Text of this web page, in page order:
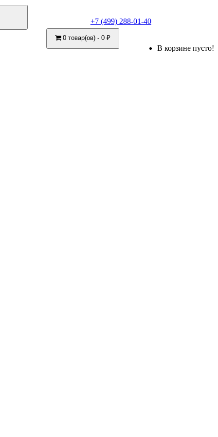
+7 (499) 288-01-40
0 товар(ов) - 0 ₽
В корзине пусто!